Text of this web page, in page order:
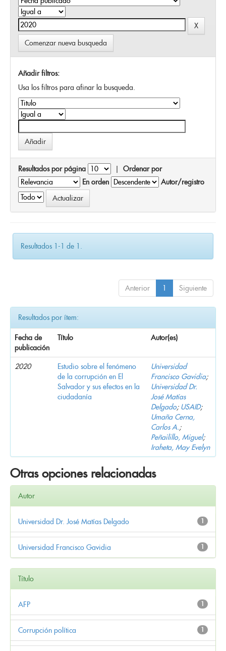
Comenzar nueva busqueda
Añadir filtros:
Usa los filtros para afinar la busqueda.
Resultados por página | Ordenar por
En orden
Autor/registro
Resultados 1-1 de 1.
Anterior 1 Siguiente
Resultados por ítem:
Fecha de
publicación
Título Autor(es)
2020
Estudio sobre el fenómeno
de la corrupción en El
Salvador y sus efectos en la
ciudadanía
Universidad
Francisco Gavidia;
Universidad Dr.
José Matías
Delgado; USAID;
Umaña Cerna,
Carlos A.;
Peñailillo, Miguel;
Iraheta, May Evelyn
Otras opciones relacionadas
Autor
1
Universidad Dr. José Matías Delgado
1
Universidad Francisco Gavidia
Título
1
AFP
1
Corrupción política